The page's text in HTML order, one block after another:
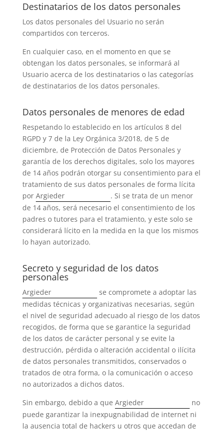
Destinatarios de los datos personales
Los datos personales del Usuario no serán
compartidos con terceros.
En cualquier caso, en el momento en que se
obtengan los datos personales, se informará al
Usuario acerca de los destinatarios o las categorías
de destinatarios de los datos personales.
Datos personales de menores de edad
Respetando lo establecido en los artículos 8 del
RGPD y 7 de la Ley Orgánica 3/2018, de 5 de
diciembre, de Protección de Datos Personales y
garantía de los derechos digitales, solo los mayores
de 14 años podrán otorgar su consentimiento para el
tratamiento de sus datos personales de forma lícita
por Argieder
. Si se trata de un menor
de 14 años, será necesario el consentimiento de los
padres o tutores para el tratamiento, y este solo se
considerará lícito en la medida en la que los mismos
lo hayan autorizado.
Secreto y seguridad de los datos
personales
Argieder
se compromete a adoptar las
medidas técnicas y organizativas necesarias, según
el nivel de seguridad adecuado al riesgo de los datos
recogidos, de forma que se garantice la seguridad
de los datos de carácter personal y se evite la
destrucción, pérdida o alteración accidental o ilícita
de datos personales transmitidos, conservados o
tratados de otra forma, o la comunicación o acceso
no autorizados a dichos datos.
Sin embargo, debido a que Argieder
no
puede garantizar la inexpugnabilidad de internet ni
la ausencia total de hackers u otros que accedan de